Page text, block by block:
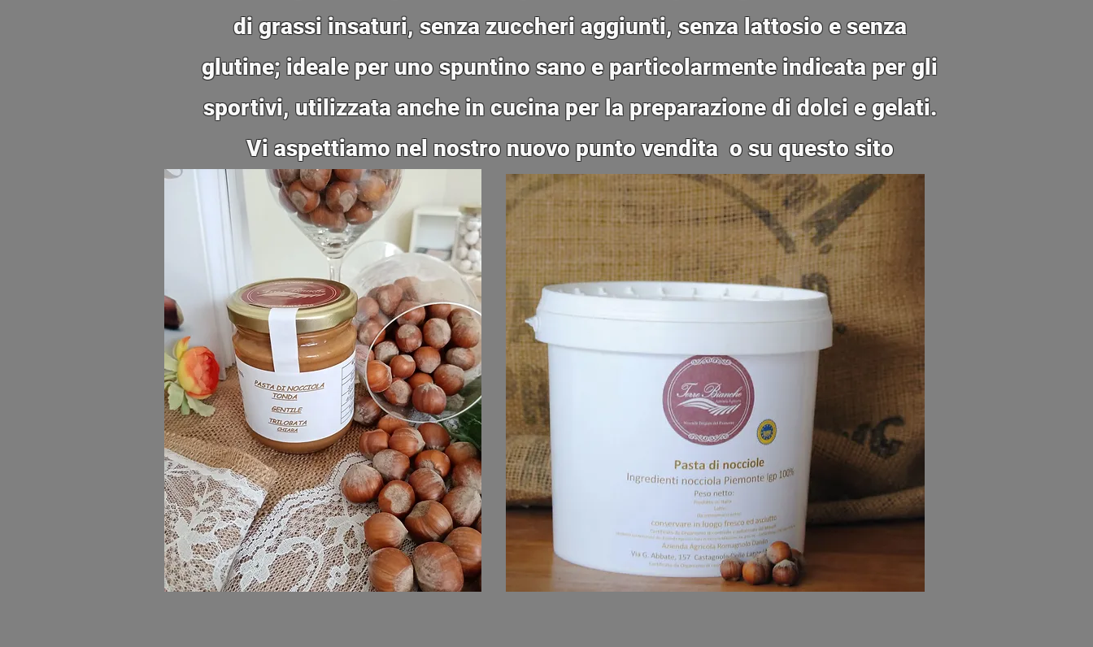
di grassi insaturi, senza zuccheri aggiunti, senza lattosio e senza
glutine; ideale per uno spuntino sano e particolarmente indicata per gli
sportivi, utilizzata anche in cucina per la preparazione di dolci e gelati.
Vi aspettiamo nel nostro nuovo punto vendita o su questo sito